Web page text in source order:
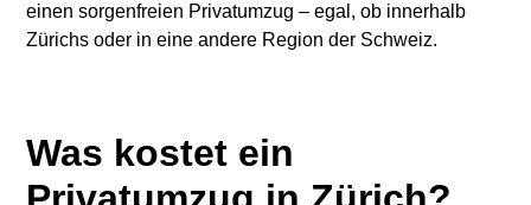
einen sorgenfreien Privatumzug – egal, ob innerhalb
Zürichs oder in eine andere Region der Schweiz.
Was kostet ein